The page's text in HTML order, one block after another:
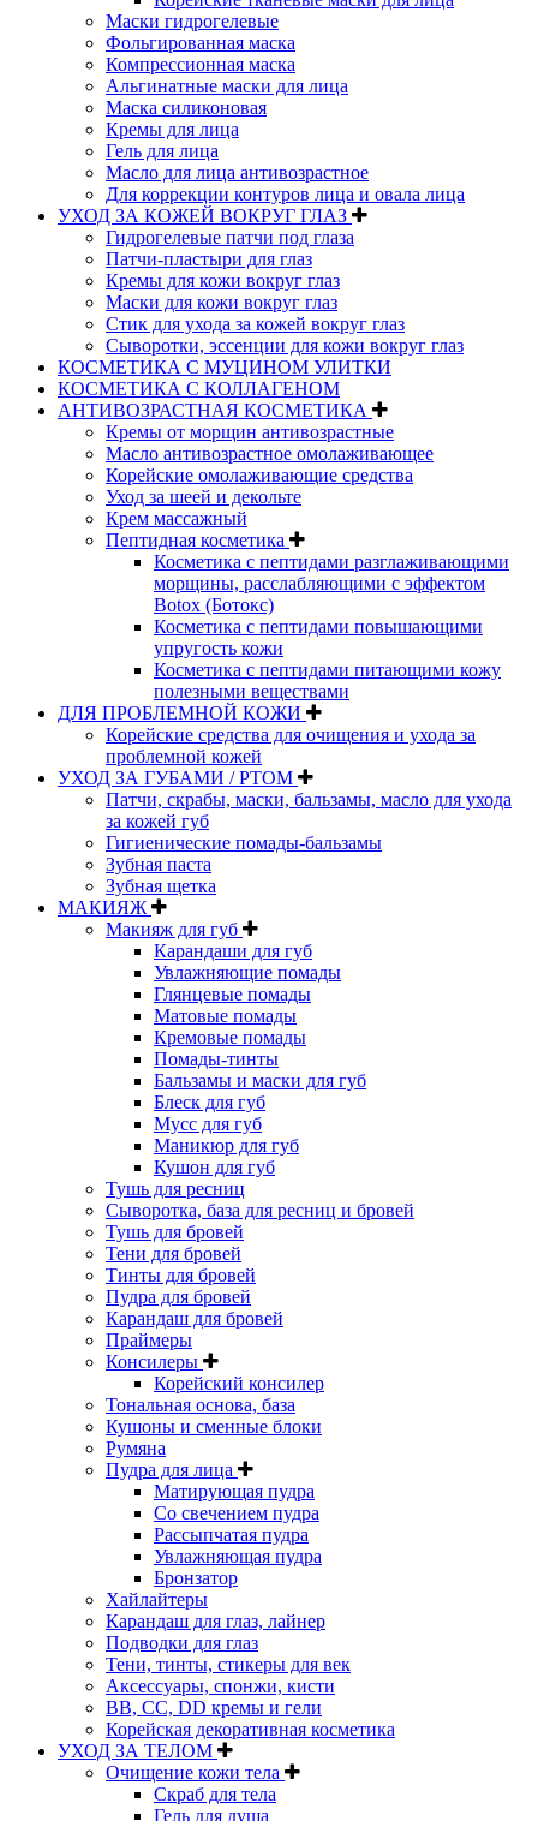
Маски гидрогелевые
Фольгированная маска
Компрессионная маска
Альгинатные маски для лица
Маска силиконовая
Кремы для лица
Гель для лица
Масло для лица антивозрастное
Для коррекции контуров лица и овала лица
УХОД ЗА КОЖЕЙ ВОКРУГ ГЛАЗ
Гидрогелевые патчи под глаза
Патчи-пластыри для глаз
Кремы для кожи вокруг глаз
Маски для кожи вокруг глаз
Стик для ухода за кожей вокруг глаз
Сыворотки, эссенции для кожи вокруг глаз
КОСМЕТИКА С МУЦИНОМ УЛИТКИ
КОСМЕТИКА С КОЛЛАГЕНОМ
АНТИВОЗРАСТНАЯ КОСМЕТИКА
Кремы от морщин антивозрастные
Масло антивозрастное омолаживающее
Корейские омолаживающие средства
Уход за шеей и декольте
Крем массажный
Пептидная косметика
Косметика с пептидами разглаживающими
морщины, расслабляющими с эффектом
Botox (Ботокс)
Косметика с пептидами повышающими
упругость кожи
Косметика с пептидами питающими кожу
полезными веществами
ДЛЯ ПРОБЛЕМНОЙ КОЖИ
Корейские средства для очищения и ухода за
проблемной кожей
УХОД ЗА ГУБАМИ / РТОМ
Патчи, скрабы, маски, бальзамы, масло для ухода
за кожей губ
Гигиенические помады-бальзамы
Зубная паста
Зубная щетка
МАКИЯЖ
Макияж для губ
Карандаши для губ
Увлажняющие помады
Глянцевые помады
Матовые помады
Кремовые помады
Помады-тинты
Бальзамы и маски для губ
Блеск для губ
Мусс для губ
Маникюр для губ
Кушон для губ
Тушь для ресниц
Сыворотка, база для ресниц и бровей
Тушь для бровей
Тени для бровей
Тинты для бровей
Пудра для бровей
Карандаш для бровей
Праймеры
Консилеры
Корейский консилер
Тональная основа, база
Кушоны и сменные блоки
Румяна
Пудра для лица
Матирующая пудра
Со свечением пудра
Рассыпчатая пудра
Увлажняющая пудра
Бронзатор
Хайлайтеры
Карандаш для глаз, лайнер
Подводки для глаз
Тени, тинты, стикеры для век
Аксессуары, спонжи, кисти
BB, CC, DD кремы и гели
Корейская декоративная косметика
УХОД ЗА ТЕЛОМ
Очищение кожи тела
Скраб для тела
Гель для душа